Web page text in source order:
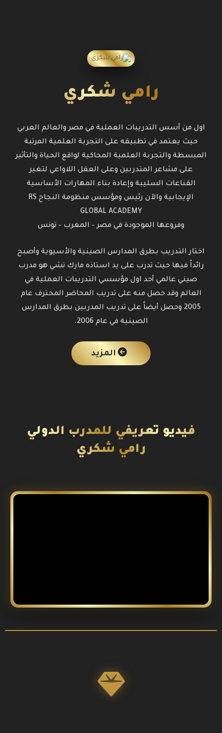
رامي شكري
اول من أسس التدريبات العملية في مصر والعالم العربي
حيث يعتمد في تطبيقه على التجربة العلمية المرتبة
المبسطة والتجربة العلمية المحاكية لواقع الحياة والتأثير
على مشاعر المتدربين وعلى العقل اللاواعي لتغير
القناعات السليبة وإعادة بناء المهارات الأساسية
الإيجابية والآن رئيس ومؤسس منظومة النجاح RS
GLOBAL ACADEMY
وفروعها الموجودة في مصر – المغرب – تونس
اختار التدريب بطرق المدارس الصينية والأسيوية وأصبح
رائداً فيها حيث تدرب على يد استاذه مارك تشي هو مدرب
صيني عالمي أحد اول مؤسسي التدريبات العملية في
العالم وقد حصل منه على تدريب المحاضر المحترف عام
2005 وحصل أيضاً على تدريب المدربين بطرق المدارس
الصينية في عام 2006.
المزيد
فيديو تعريفي للمدرب الدولي
رامي شكري